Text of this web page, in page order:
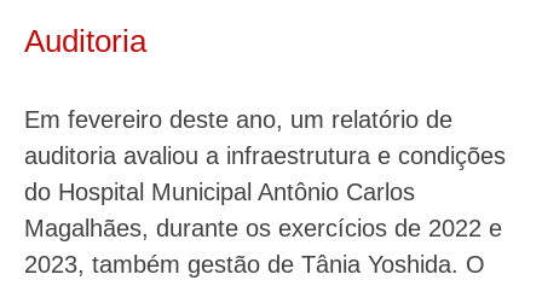
Auditoria
Em fevereiro deste ano, um relatório de
auditoria avaliou a infraestrutura e condições
do Hospital Municipal Antônio Carlos
Magalhães, durante os exercícios de 2022 e
2023, também gestão de Tânia Yoshida. O